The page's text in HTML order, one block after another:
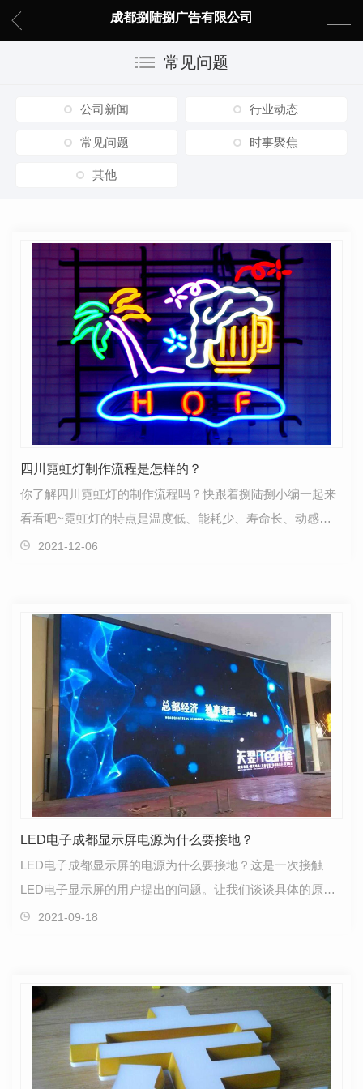
成都捌陆捌广告有限公司
常见问题
公司新闻 行业动态
常见问题 时事聚焦
其他
四川霓虹灯制作流程是怎样的？
你了解四川霓虹灯的制作流程吗？快跟着捌陆捌小编一起来
看看吧~霓虹灯的特点是温度低、能耗少、寿命长、动感
强、灵活多样、造型别致，在招牌、发光字的应用中，光…
2021-12-06
LED电子成都显示屏电源为什么要接地？
LED电子成都显示屏的电源为什么要接地？这是一次接触
LED电子显示屏的用户提出的问题。让我们谈谈具体的原
因。LED电子显示屏是LED的主要组成部分，它是LED和驱
2021-09-18